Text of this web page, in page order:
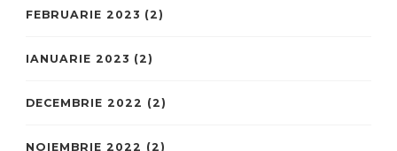
FEBRUARIE 2023 (2)
IANUARIE 2023 (2)
DECEMBRIE 2022 (2)
NOIEMBRIE 2022 (2)